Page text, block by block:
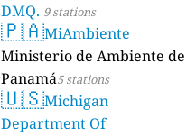
DMQ. 9 stations
🇵🇦MiAmbiente
Ministerio de Ambiente de
Panamá5 stations
🇺🇸Michigan
Department Of